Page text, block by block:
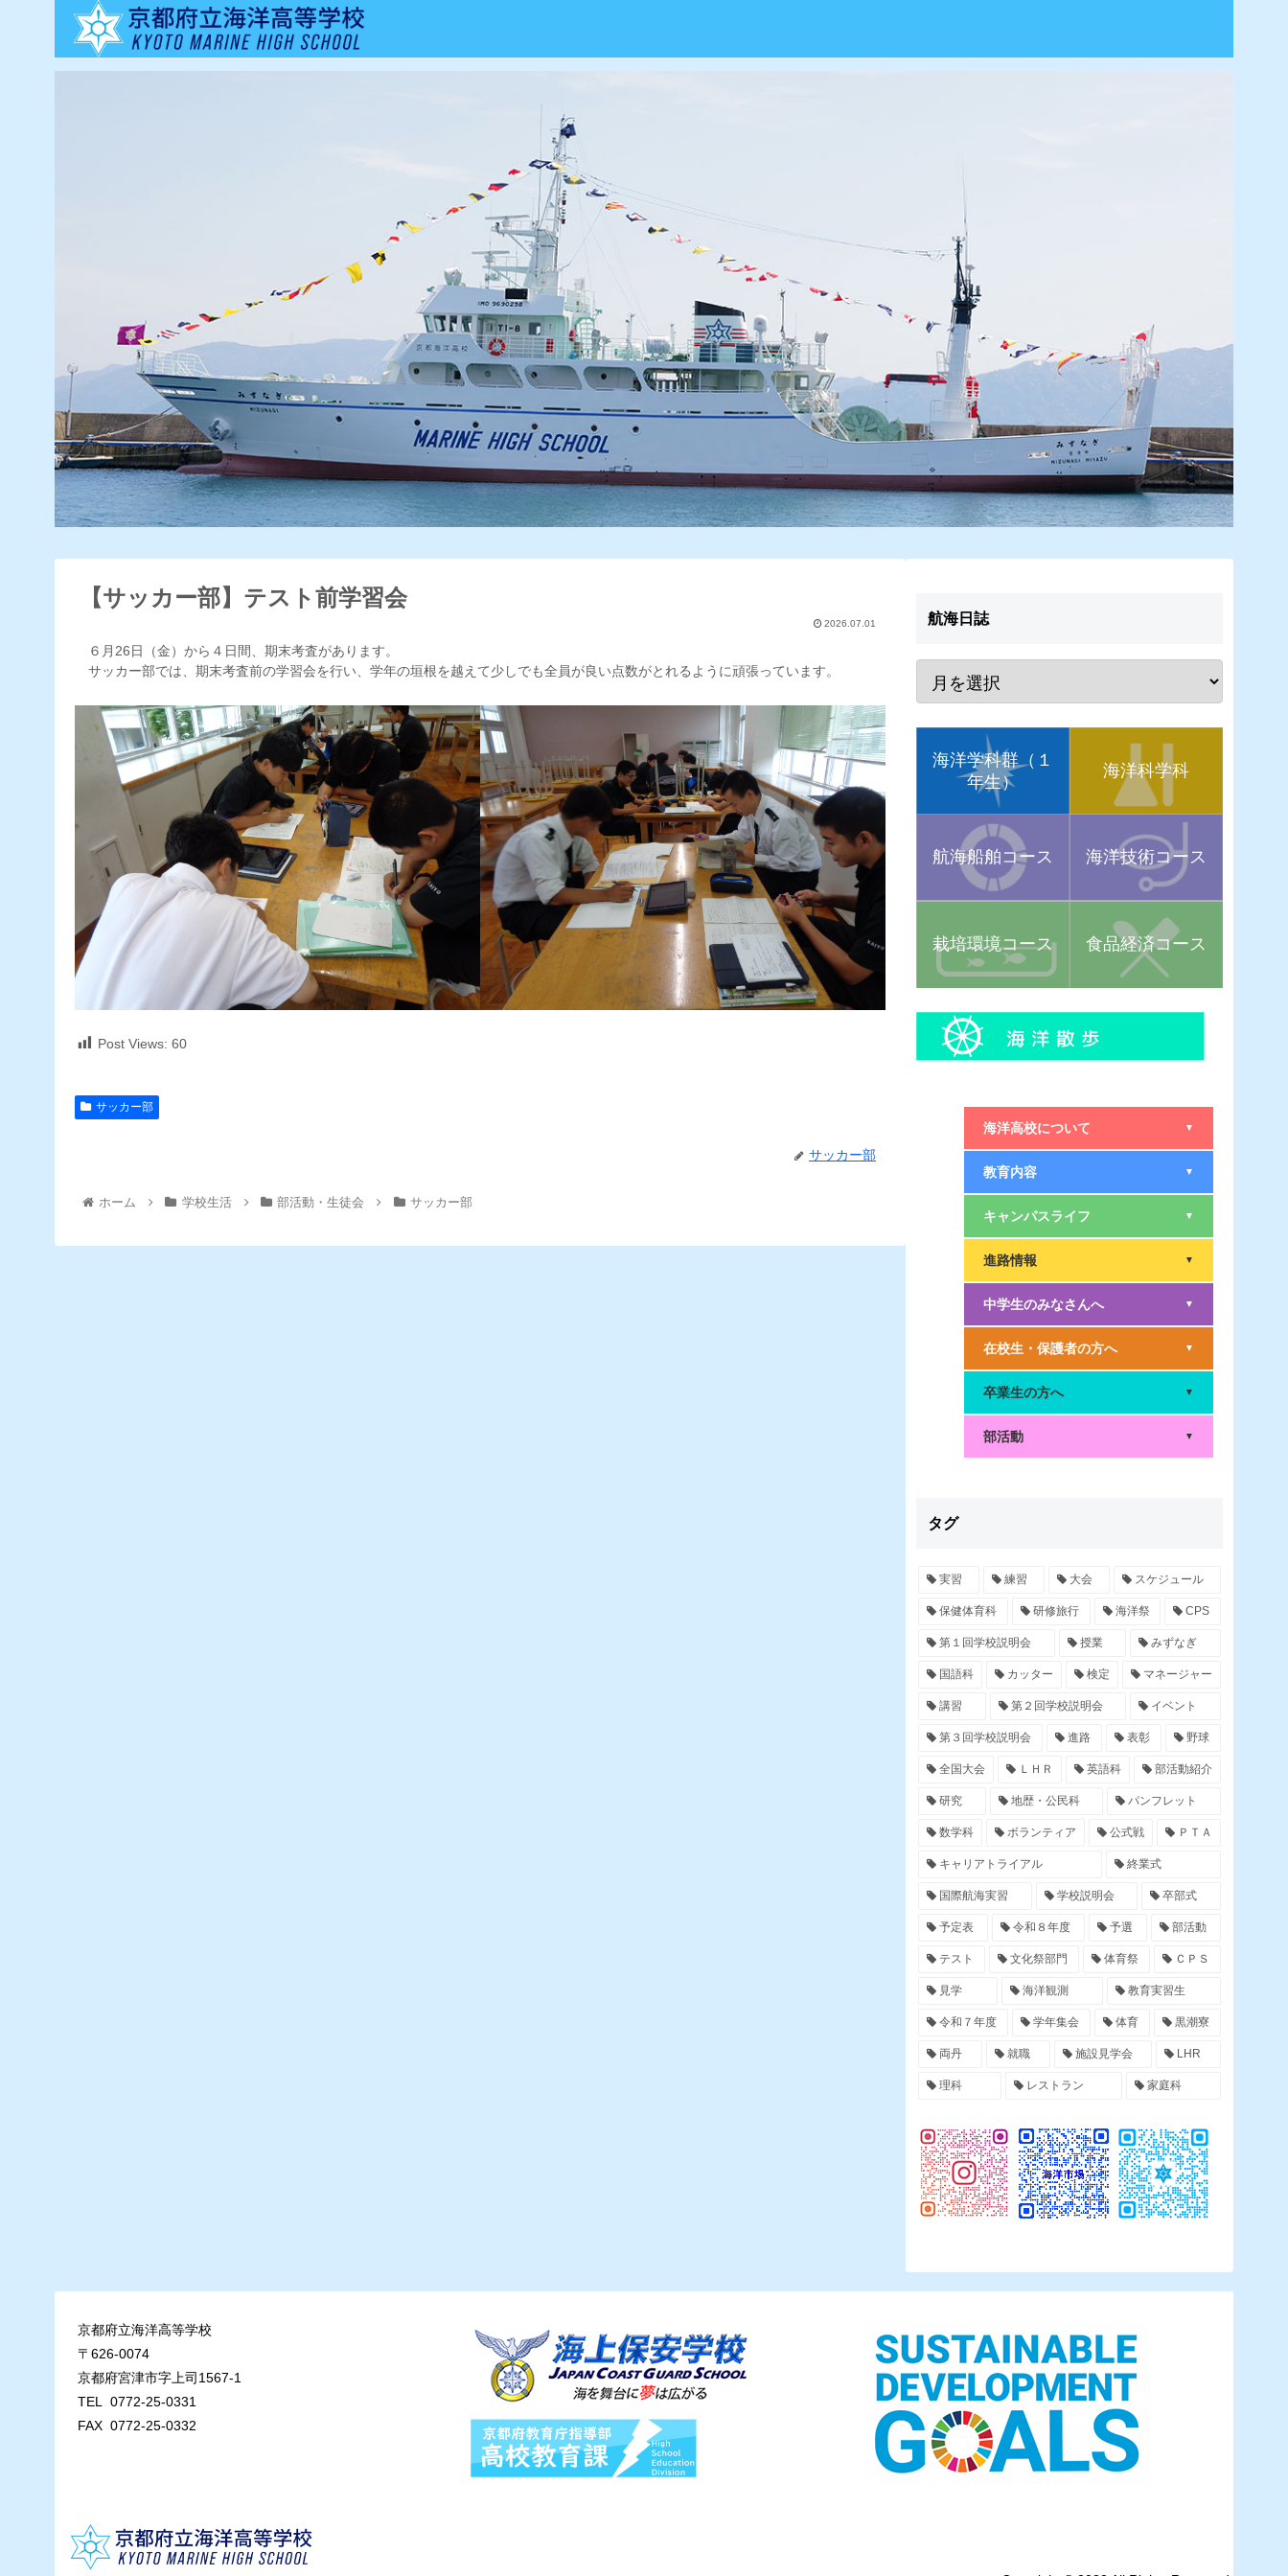
【サッカー部】テスト前学習会
2026.07.01
６月26日（金）から４日間、期末考査があります。
サッカー部では、期末考査前の学習会を行い、学年の垣根を越えて少しでも全員が良い点数がとれるように頑張っています。
Post Views: 60
サッカー部
サッカー部
ホーム 学校生活 部活動・生徒会 サッカー部
航海日誌
海洋学科群（１
年生）
海洋科学科
航海船舶コース 海洋技術コース
栽培環境コース 食品経済コース
海洋高校について ▼
教育内容 ▼
キャンパスライフ ▼
進路情報 ▼
中学生のみなさんへ ▼
在校生・保護者の方へ ▼
卒業生の方へ ▼
部活動 ▼
タグ
実習 練習 大会 スケジュール
保健体育科 研修旅行 海洋祭 CPS
第１回学校説明会 授業 みずなぎ
国語科 カッター 検定 マネージャー
講習 第２回学校説明会 イベント
第３回学校説明会 進路 表彰 野球
全国大会 ＬＨＲ 英語科 部活動紹介
研究 地歴・公民科 パンフレット
数学科 ボランティア 公式戦 ＰＴＡ
キャリアトライアル 終業式
国際航海実習 学校説明会 卒部式
予定表 令和８年度 予選 部活動
テスト 文化祭部門 体育祭 ＣＰＳ
見学 海洋観測 教育実習生
令和７年度 学年集会 体育 黒潮寮
両丹 就職 施設見学会 LHR
理科 レストラン 家庭科
京都府立海洋高等学校
〒626-0074
京都府宮津市字上司1567-1
TEL 0772-25-0331
FAX 0772-25-0332